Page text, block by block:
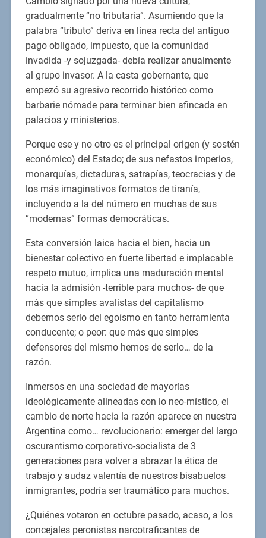
gradualmente “no tributaria”. Asumiendo que la
palabra “tributo” deriva en línea recta del antiguo
pago obligado, impuesto, que la comunidad
invadida -y sojuzgada- debía realizar anualmente
al grupo invasor. A la casta gobernante, que
empezó su agresivo recorrido histórico como
barbarie nómade para terminar bien afincada en
palacios y ministerios.
Porque ese y no otro es el principal origen (y sostén
económico) del Estado; de sus nefastos imperios,
monarquías, dictaduras, satrapías, teocracias y de
los más imaginativos formatos de tiranía,
incluyendo a la del número en muchas de sus
“modernas” formas democráticas.
Esta conversión laica hacia el bien, hacia un
bienestar colectivo en fuerte libertad e implacable
respeto mutuo, implica una maduración mental
hacia la admisión -terrible para muchos- de que
más que simples avalistas del capitalismo
debemos serlo del egoísmo en tanto herramienta
conducente; o peor: que más que simples
defensores del mismo hemos de serlo… de la
razón.
Inmersos en una sociedad de mayorías
ideológicamente alineadas con lo neo-místico, el
cambio de norte hacia la razón aparece en nuestra
Argentina como… revolucionario: emerger del largo
oscurantismo corporativo-socialista de 3
generaciones para volver a abrazar la ética de
trabajo y audaz valentía de nuestros bisabuelos
inmigrantes, podría ser traumático para muchos.
¿Quiénes votaron en octubre pasado, acaso, a los
concejales peronistas narcotraficantes de